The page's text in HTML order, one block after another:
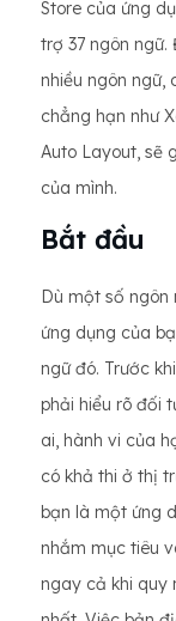
Store của ứng
trợ 37 ngôn
nhiều ngôn ngữ,
chẳng hạn như
Auto Layout, sẽ
của mình.
Bắt đầu
Dù một số ngôn
ứng dụng của
ngữ đó. Trước
phải hiểu rõ đối
ai, hành vi của
có khả thi ở thị
bạn là một ứng
nhắm mục tiêu
ngay cả khi quy